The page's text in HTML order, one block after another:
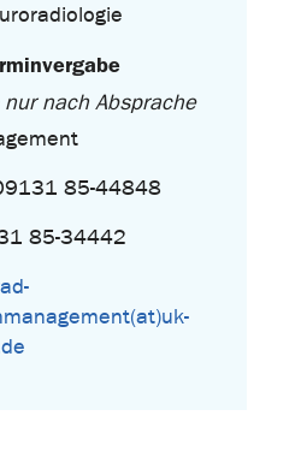
nur nach Absprache
85-44848
85-34442